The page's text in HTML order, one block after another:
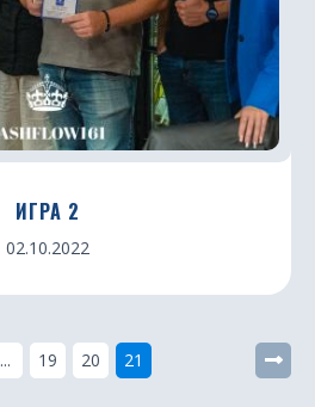
ИГРА 2
02.10.2022
... 19 20 21